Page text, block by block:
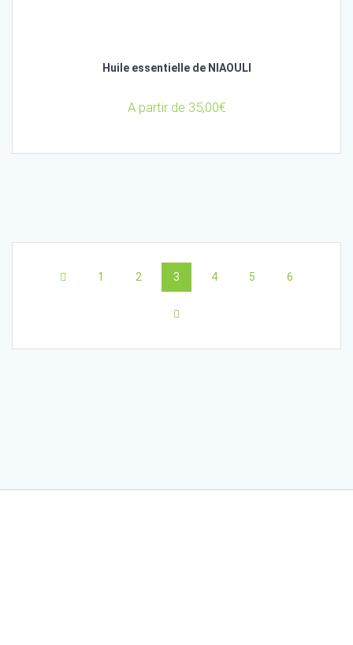
Huile essentielle de NIAOULI
A partir de 35,00€
navigation
Page
1 Page
2 Page
3 Page
4 Page
5 Page
6